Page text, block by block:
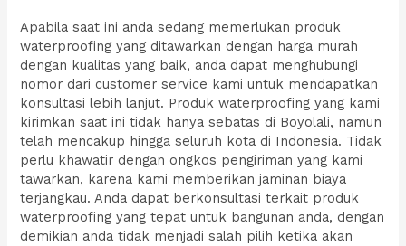
Apabila saat ini anda sedang memerlukan produk
waterproofing yang ditawarkan dengan harga murah
dengan kualitas yang baik, anda dapat menghubungi
nomor dari customer service kami untuk mendapatkan
konsultasi lebih lanjut. Produk waterproofing yang kami
kirimkan saat ini tidak hanya sebatas di Boyolali, namun
telah mencakup hingga seluruh kota di Indonesia. Tidak
perlu khawatir dengan ongkos pengiriman yang kami
tawarkan, karena kami memberikan jaminan biaya
terjangkau. Anda dapat berkonsultasi terkait produk
waterproofing yang tepat untuk bangunan anda, dengan
demikian anda tidak menjadi salah pilih ketika akan